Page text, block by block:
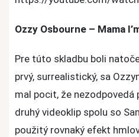
Ozzy Osbourne – Mama
Pre túto skladbu boli
prvý, surrealistický, sa
mal pocit, že
druhý videoklip spolu so
použitý rovnaký efekt